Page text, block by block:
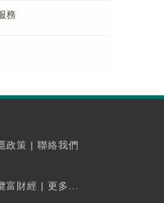
務
政策 | 聯絡我們
富財經 | 更多...